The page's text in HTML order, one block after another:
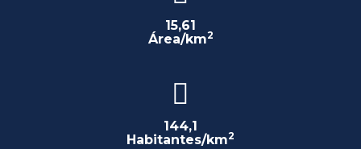
15,61
Área/km2
144,1
Habitantes/km2